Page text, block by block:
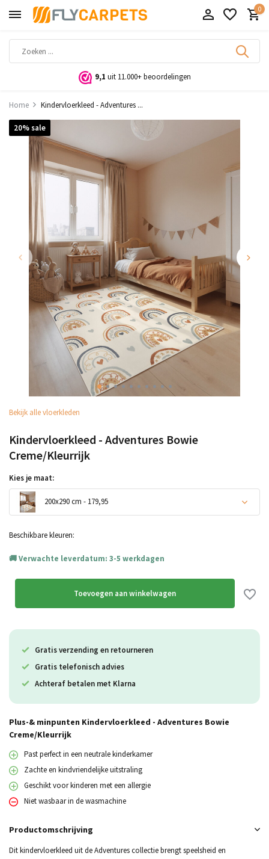
0
9,1 uit 11.000+ beoordelingen
Home Kindervloerkleed - Adventures ...
20% sale
Bekijk alle vloerkleden
Kindervloerkleed - Adventures Bowie
Creme/Kleurrijk
Kies je maat:
200x290 cm - 179,95
Beschikbare kleuren:
Verwachte leverdatum: 3-5 werkdagen
Toevoegen aan winkelwagen
Gratis verzending en retourneren
Gratis telefonisch advies
Achteraf betalen met Klarna
Plus-& minpunten Kindervloerkleed - Adventures Bowie
Creme/Kleurrijk
Past perfect in een neutrale kinderkamer
Zachte en kindvriendelijke uitstraling
Geschikt voor kinderen met een allergie
Niet wasbaar in de wasmachine
Productomschrijving
Dit kindervloerkleed uit de Adventures collectie brengt speelsheid en